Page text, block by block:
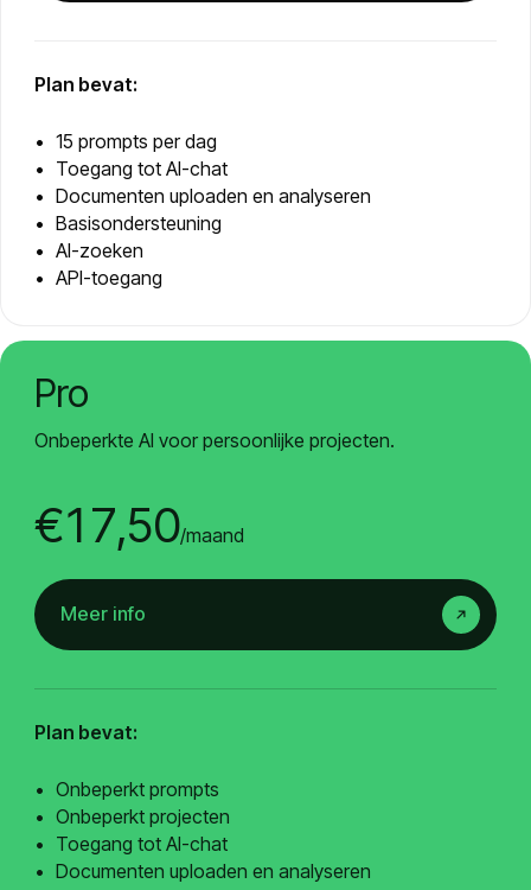
Plan bevat:
15 prompts per dag
Toegang tot AI-chat
Documenten uploaden en analyseren
Basisondersteuning
AI-zoeken
API-toegang
Pro
Onbeperkte AI voor persoonlijke projecten.
€17,50/maand
Meer info
Plan bevat:
Onbeperkt prompts
Onbeperkt projecten
Toegang tot AI-chat
Documenten uploaden en analyseren